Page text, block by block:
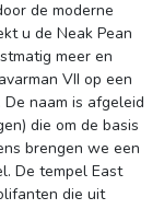
de moderne
u de Neak Pean
meer en
VII op een
naam is afgeleid
die om de basis
brengen we een
De tempel East
die uit